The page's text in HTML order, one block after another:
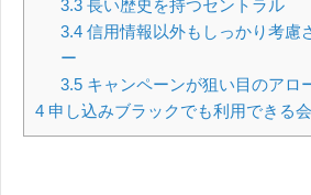
3.3長い歴史を持つセントラル
3.4信用情報以外もしっかり考慮
ー
3.5キャンペーンが狙い目のアロ
4 申し込みブラックでも利用できる